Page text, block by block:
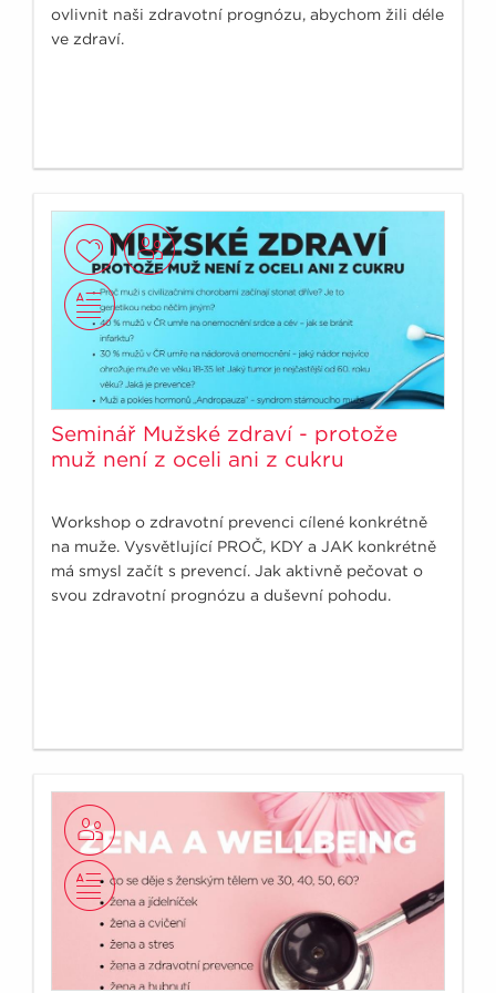
ovlivnit naši zdravotní prognózu, abychom žili déle
ve zdraví.
Seminář Mužské zdraví - protože
muž není z oceli ani z cukru
Workshop o zdravotní prevenci cílené konkrétně
na muže. Vysvětlující PROČ, KDY a JAK konkrétně
má smysl začít s prevencí. Jak aktivně pečovat o
svou zdravotní prognózu a duševní pohodu.